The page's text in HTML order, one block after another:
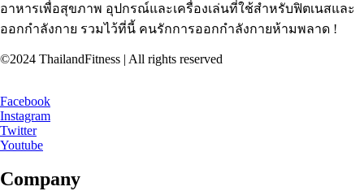
อาหารเพื่อสุขภาพ อุปกรณ์และเครื่องเล่นที่ใช้สำหรับฟิตเนสและ
ออกกำลังกาย รวมไว้ที่นี้ คนรักการออกกำลังกายห้ามพลาด !
©2024 ThailandFitness | All rights reserved
Facebook
Instagram
Twitter
Youtube
Company